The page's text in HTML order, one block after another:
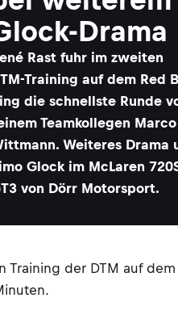
Drama
Rast fuhr im zweiten
Training auf dem Red
die schnellste Runde
Teamkollegen Marco
Weiteres Drama
Glock im McLaren
von Dörr Motorsport.
der DTM auf